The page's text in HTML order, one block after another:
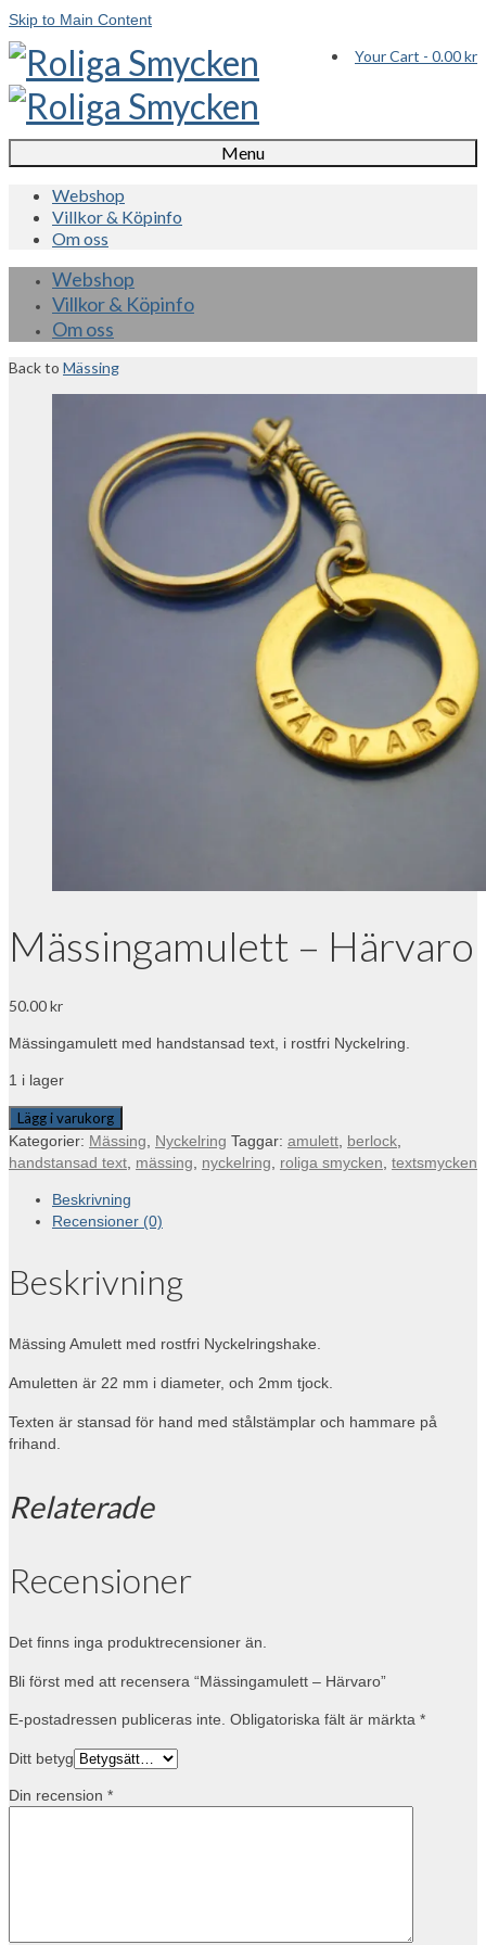
Skip to Main Content
Your Cart - 0.00kr
Menu
Webshop
Villkor & Köpinfo
Om oss
Webshop
Villkor & Köpinfo
Om oss
Back to Mässing
Mässingamulett – Härvaro
50.00kr
Mässingamulett med handstansad text, i rostfri Nyckelring.
1 i lager
Lägg i varukorg
Kategorier: Mässing Nyckelring Taggar: amulett berlock
handstansad text mässing nyckelring roliga smycken textsmycken
Beskrivning
Recensioner (0)
Beskrivning
Mässing Amulett med rostfri Nyckelringshake.
Amuletten är 22 mm i diameter, och 2mm tjock.
Texten är stansad för hand med stålstämplar och hammare på
frihand.
Relaterade
Recensioner
Det finns inga produktrecensioner än.
Bli först med att recensera “Mässingamulett – Härvaro”
E-postadressen publiceras inte. Obligatoriska fält är märkta *
Ditt betyg
Din recension *